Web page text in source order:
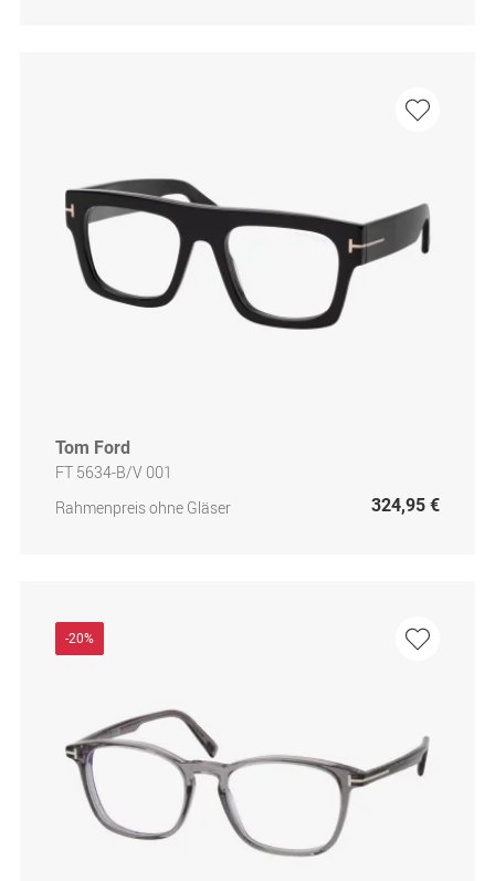
Tom Ford
FT 5634-B/V 001
Rahmenpreis ohne Gläser
324,95 €
-20%